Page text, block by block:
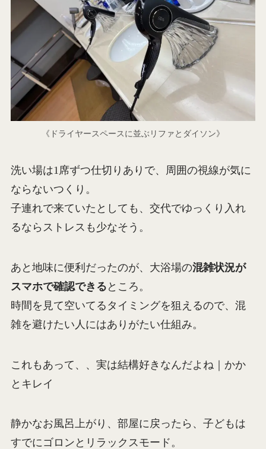
《ドライヤースペースに並ぶリファとダイソン》
洗い場は1席ずつ仕切りありで、周囲の視線が気に
ならないつくり。
子連れで来ていたとしても、交代でゆっくり入れ
るならストレスも少なそう。
あと地味に便利だったのが、大浴場の混雑状況が
スマホで確認できる ところ。
時間を見て空いてるタイミングを狙えるので、混
雑を避けたい人にはありがたい仕組み。
これもあって、、実は結構好きなんだよね｜かか
とキレイ
静かなお風呂上がり、部屋に戻ったら、子どもは
すでにゴロンとリラックスモード。